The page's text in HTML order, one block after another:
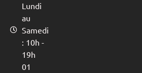
Lundi
au
Samedi
: 10h -
19h
01